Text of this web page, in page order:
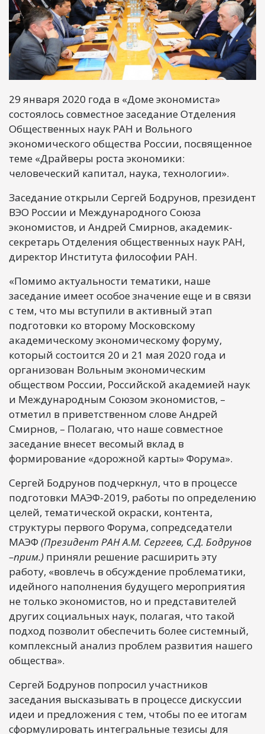
29 января 2020 года в «Доме экономиста»
состоялось совместное заседание Отделения
Общественных наук РАН и Вольного
экономического общества России, посвященное
теме «Драйверы роста экономики:
человеческий капитал, наука, технологии».
Заседание открыли Сергей Бодрунов, президент
ВЭО России и Международного Союза
экономистов, и Андрей Смирнов, академик-
секретарь Отделения общественных наук РАН,
директор Института философии РАН.
«Помимо актуальности тематики, наше
заседание имеет особое значение еще и в связи
с тем, что мы вступили в активный этап
подготовки ко второму Московскому
академическому экономическому форуму,
который состоится 20 и 21 мая 2020 года и
организован Вольным экономическим
обществом России, Российской академией наук
и Международным Союзом экономистов, –
отметил в приветственном слове Андрей
Смирнов, – Полагаю, что наше совместное
заседание внесет весомый вклад в
формирование «дорожной карты» Форума».
Сергей Бодрунов подчеркнул, что в процессе
подготовки МАЭФ-2019, работы по определению
целей, тематической окраски, контента,
структуры первого Форума, сопредседатели
МАЭФ (Президент РАН А.М. Сергеев, С.Д. Бодрунов
–прим.) приняли решение расширить эту
работу, «вовлечь в обсуждение проблематики,
идейного наполнения будущего мероприятия
не только экономистов, но и представителей
других социальных наук, полагая, что такой
подход позволит обеспечить более системный,
комплексный анализ проблем развития нашего
общества».
Сергей Бодрунов попросил участников
заседания высказывать в процессе дискуссии
идеи и предложения с тем, чтобы по ее итогам
сформулировать интегральные тезисы для